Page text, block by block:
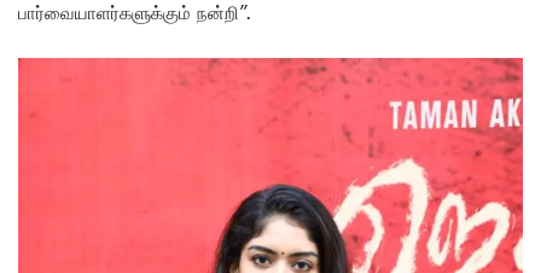
பார்வையாளர்களுக்கும் நன்றி”.